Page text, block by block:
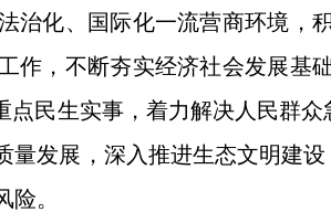
治化、国际化一流营商环境
作，不断夯实经济社会发展
民生实事，着力解决人民群
发展，深入推进生态文明建
。